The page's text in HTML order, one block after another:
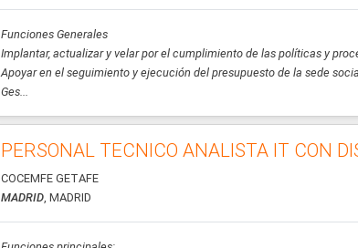
Funciones Generales
Implantar, actualizar y velar por el cumplimiento de las políticas y
Apoyar en el seguimiento y ejecución del presupuesto de la sede
Ges...
PERSONAL TECNICO ANALISTA IT CON
COCEMFE GETAFE
MADRID, MADRID